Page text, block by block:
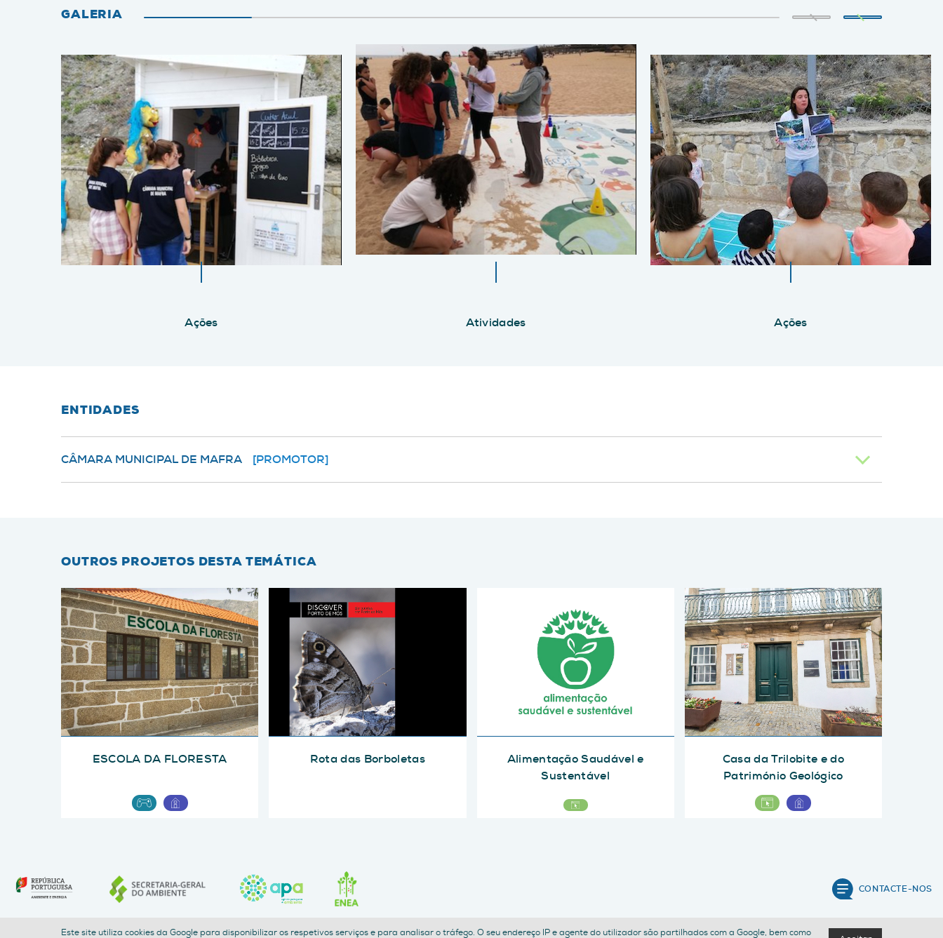
GALERIA
Ações Atividades Ações
ENTIDADES
CÂMARA MUNICIPAL DE MAFRA [PROMOTOR]
OUTROS PROJETOS DESTA TEMÁTICA
ESCOLA DA FLORESTA Rota das Borboletas
Alimentação Saudável e
Sustentável
Casa da Trilobite e do
Património Geológico
CONTACTE-NOS
POLÍTICA DE PRIVACIDADETERMOS E CONDIÇÕESACESSIBILIDADE
Este site utiliza cookies da Google para disponibilizar os respetivos serviços e para analisar o tráfego. O seu endereço IP e agente do utilizador são partilhados com a Google, bem como